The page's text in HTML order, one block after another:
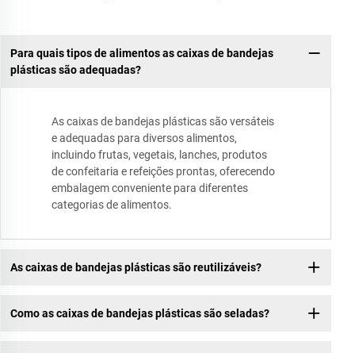
Para quais tipos de alimentos as caixas de bandejas
plásticas são adequadas?
As caixas de bandejas plásticas são versáteis
e adequadas para diversos alimentos,
incluindo frutas, vegetais, lanches, produtos
de confeitaria e refeições prontas, oferecendo
embalagem conveniente para diferentes
categorias de alimentos.
As caixas de bandejas plásticas são reutilizáveis?
Como as caixas de bandejas plásticas são seladas?